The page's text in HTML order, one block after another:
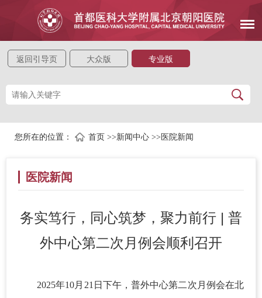
返回引导页 大众版 专业版
您所在的位置： 首页 >>新闻中心 >> 医院新闻
医院新闻
务实笃行，同心筑梦，聚力前行 | 普
外中心第二次月例会顺利召开
2025年10月21日下午，普外中心第二次月例会在北